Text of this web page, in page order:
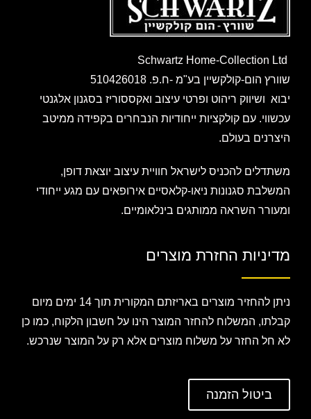
שוורץ הום-קולקשיין בע"מ -ח.פ. 510426018
יבוא ושיווק ריהוט ופרטי עיצוב ואקססוריז בסגנון אלגנטי
עכשווי. עם קולקציות ייחודיות הנבחרים בקפידה ממיטב
היצרנים בעולם.
משתדלים להכניס לישראל חוויית עיצוב יוצאת דופן,
המשלבת סגנונות ניאו-קלאסיים אירופאים עם מגע ייחודי
ומעורר השראה ממותגים בינלאומיים.
מדיניות החזרת מוצרים
ניתן להחזיר מוצרים באריזתם המקורית תוך 14 ימים מיום
קבלתו, המשלוח להחזר המוצר הינו על חשבון הלקוח, כמו כן
לא חל החזר על משלוח מוצרים אלא רק על המוצר שנרכש.
ביטול הזמנה